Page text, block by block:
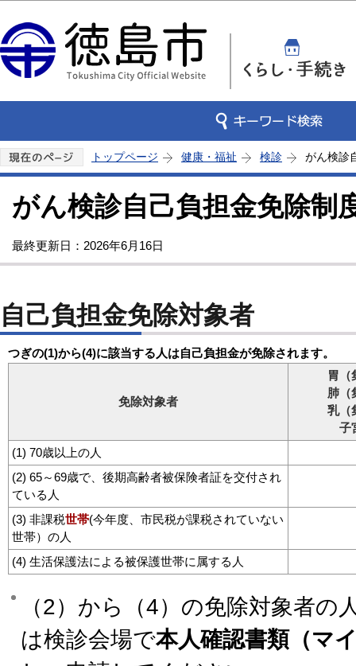
トップページ 健康・福祉 検診 がん検診
がん検診自己負担金免除制
最終更新日：2026年6月16日
自己負担金免除対象者
つぎの(1)から(4)に該当する人は自己負担金が免除されます。
免除対象者
胃（
肺（
乳（
子
(1) 70歳以上の人
(2) 65～69歳で、後期高齢者被保険者証を交付され
ている人
(3) 非課税世帯(今年度、市民税が課税されていない
世帯）の人
(4) 生活保護法による被保護世帯に属する人
（2）から（4）の免除対象者の
は検診会場で本人確認書類（マ